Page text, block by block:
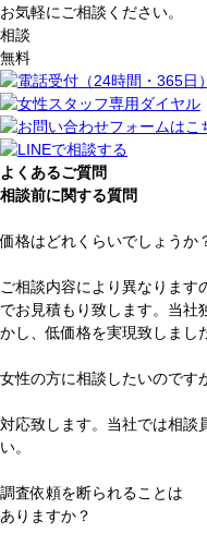
お気軽にご相談ください。
相談
無料
よくあるご質問
相談前に関する質問
価格はどれくらいでしょうか
ご相談内容により異なります
でお見積もり致します。当社
かし、低価格を実現致しまし
女性の方に相談したいのです
対応致します。 当社では相談
い。
調査依頼を断られることは
ありますか？